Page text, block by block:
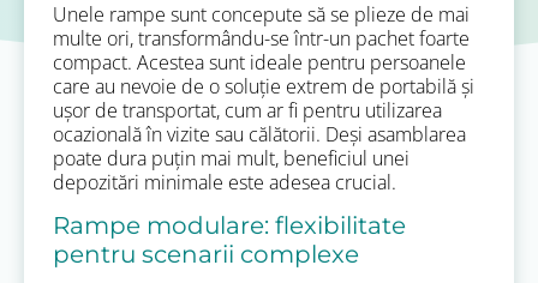
Unele rampe sunt concepute să se plieze de mai
multe ori, transformându-se într-un pachet foarte
compact. Acestea sunt ideale pentru persoanele
care au nevoie de o soluție extrem de portabilă și
ușor de transportat, cum ar fi pentru utilizarea
ocazională în vizite sau călătorii. Deși asamblarea
poate dura puțin mai mult, beneficiul unei
depozitări minimale este adesea crucial.
Rampe modulare: flexibilitate
pentru scenarii complexe